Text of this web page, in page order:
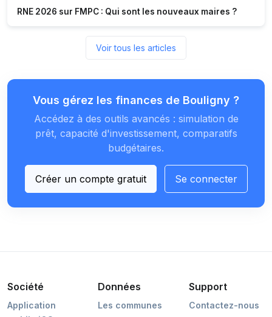
RNE 2026 sur FMPC : Qui sont les nouveaux maires ?
Voir tous les articles
Vous gérez les finances de Bouligny ?
Accédez à des outils avancés : simulation de
prêt, capacité d'investissement, comparatifs
budgétaires.
Créer un compte gratuit Se connecter
Société
Application
Données
Les communes
Support
Contactez-nous